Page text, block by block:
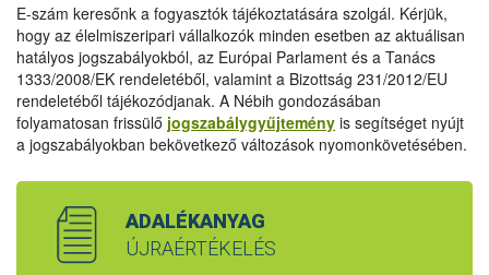
E-szám keresőnk a fogyasztók tájékoztatására szolgál. Kérjük,
hogy az élelmiszeripari vállalkozók minden esetben az aktuálisan
hatályos jogszabályokból, az Európai Parlament és a Tanács
1333/2008/EK rendeletéből, valamint a Bizottság 231/2012/EU
rendeletéből tájékozódjanak. A Nébih gondozásában
folyamatosan frissülő jogszabálygyűjtemény is segítséget nyújt
a jogszabályokban bekövetkező változások nyomonkövetésében.
ADALÉKANYAG
ÚJRAÉRTÉKELÉS